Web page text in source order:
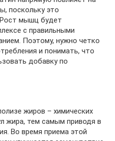
поскольку это
Рост мышц будет
с правильными
Поэтому, нужно четко
и понимать, что
добавку по
жиров – химических
жира, тем самым приводя в
Во время приема этой